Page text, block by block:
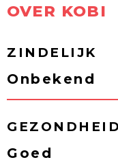
OVER KOBI
ZINDELIJK
Onbekend
GEZONDHEID
Goed